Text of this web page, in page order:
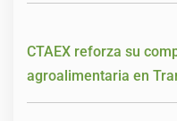
CTAEX reforza su
agroalimentaria en